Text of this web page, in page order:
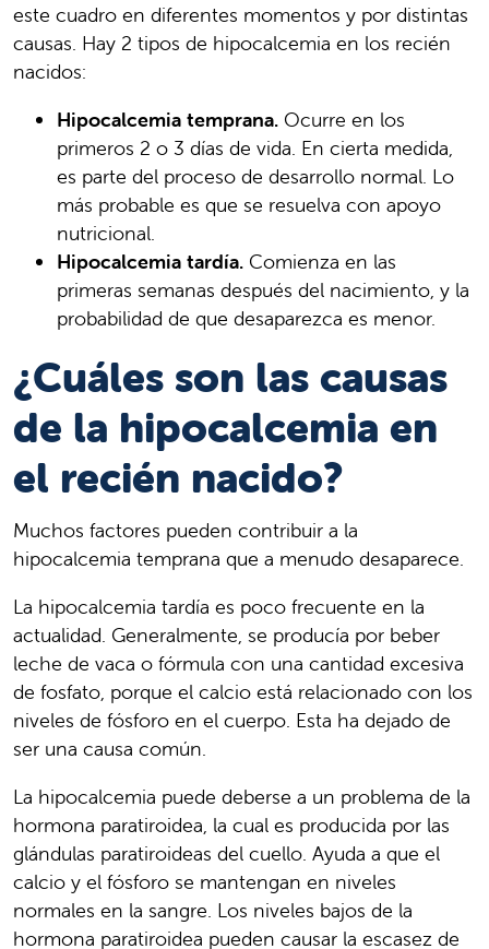
este cuadro en diferentes momentos y por distintas
causas. Hay 2 tipos de hipocalcemia en los recién
nacidos:
Hipocalcemia temprana. Ocurre en los
primeros 2 o 3 días de vida. En cierta medida,
es parte del proceso de desarrollo normal. Lo
más probable es que se resuelva con apoyo
nutricional.
Hipocalcemia tardía. Comienza en las
primeras semanas después del nacimiento, y la
probabilidad de que desaparezca es menor.
¿Cuáles son las causas
de la hipocalcemia en
el recién nacido?
Muchos factores pueden contribuir a la
hipocalcemia temprana que a menudo desaparece.
La hipocalcemia tardía es poco frecuente en la
actualidad. Generalmente, se producía por beber
leche de vaca o fórmula con una cantidad excesiva
de fosfato, porque el calcio está relacionado con los
niveles de fósforo en el cuerpo. Esta ha dejado de
ser una causa común.
La hipocalcemia puede deberse a un problema de la
hormona paratiroidea, la cual es producida por las
glándulas paratiroideas del cuello. Ayuda a que el
calcio y el fósforo se mantengan en niveles
normales en la sangre. Los niveles bajos de la
hormona paratiroidea pueden causar la escasez de